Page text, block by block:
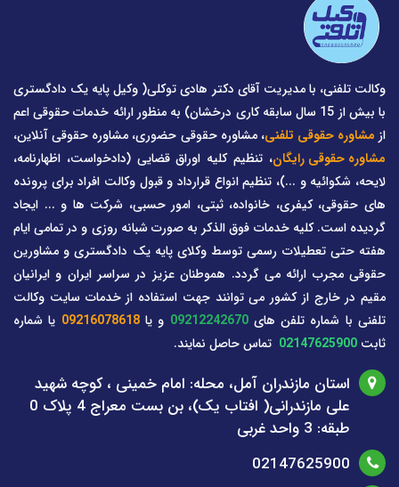
وکالت تلفنی، با مدیریت آقای دکتر هادی توکلی( وکیل پایه یک دادگستری
با بیش از 15 سال سابقه کاری درخشان) به منظور ارائه خدمات حقوقی اعم
از مشاوره حقوقی تلفنی، مشاوره حقوقی حضوری، مشاوره حقوقی آنلاین،
مشاوره حقوقی رایگان، تنظیم کلیه اوراق قضایی (دادخواست، اظهارنامه،
لایحه، شکوائیه و ...)، تنظیم انواع قرارداد و قبول وکالت افراد برای پرونده
های حقوقی، کیفری، خانواده، ثبتی، امور حسبی، شرکت ها و ... ایجاد
گردیده است. کلیه خدمات فوق الذکر به صورت شبانه روزی و در تمامی ایام
هفته حتی تعطیلات رسمی توسط وکلای پایه یک دادگستری و مشاورین
حقوقی مجرب ارائه می گردد. هموطنان عزیز در سراسر ایران و ایرانیان
مقیم در خارج از کشور می توانند جهت استفاده از خدمات سایت وکالت
تلفنی با شماره تلفن های09212242670 و یا09216078618 یا شماره
ثابت 02147625900 تماس حاصل نمایند.
استان مازندران آمل، محله: امام خمینی ، کوچه شهید
علی مازندرانی( افتاب یک)، بن بست معراج 4 پلاک 0
طبقه: 3 واحد غربی
02147625900